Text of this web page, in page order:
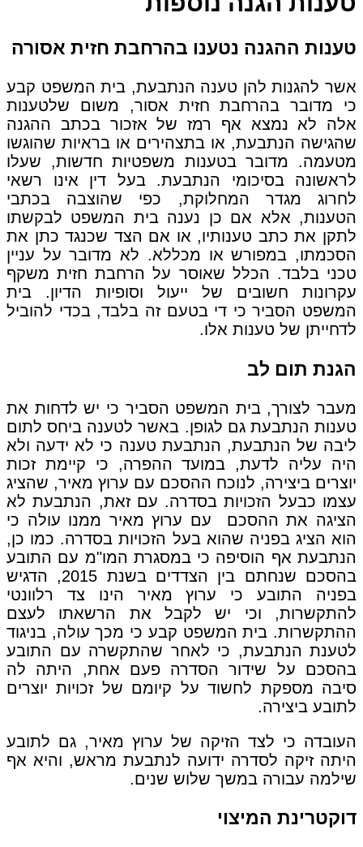
טענות ההגנה נטענו בהרחבת חזית אסורה
אשר להגנות להן טענה הנתבעת, בית המשפט קבע
כי מדובר בהרחבת חזית אסור, משום שלטענות
אלה לא נמצא אף רמז של אזכור בכתב ההגנה
שהגישה הנתבעת, או בתצהירים או בראיות שהוגשו
מטעמה. מדובר בטענות משפטיות חדשות, שעלו
לראשונה בסיכומי הנתבעת. בעל דין אינו רשאי
לחרוג מגדר המחלוקת, כפי שהוצבה בכתבי
הטענות, אלא אם כן נענה בית המשפט לבקשתו
לתקן את כתב טענותיו, או אם הצד שכנגד כתן את
הסכמתו, במפורש או מכללא. לא מדובר על עניין
טכני בלבד. הכלל שאוסר על הרחבת חזית משקף
עקרונות חשובים של ייעול וסופיות הדיון. בית
המשפט הסביר כי די בטעם זה בלבד, בכדי להוביל
לדחייתן של טענות אלו.
הגנת תום לב
מעבר לצורך, בית המשפט הסביר כי יש לדחות את
טענות הנתבעת גם לגופן. באשר לטענה ביחס לתום
ליבה של הנתבעת, הנתבעת טענה כי לא ידעה ולא
היה עליה לדעת, במועד ההפרה, כי קיימת זכות
יוצרים ביצירה, לנוכח ההסכם עם ערוץ מאיר, שהציג
עצמו כבעל הזכויות בסדרה. עם זאת, הנתבעת לא
הציגה את ההסכם עם ערוץ מאיר ממנו עולה כי
הוא הציג בפניה שהוא בעל הזכויות בסדרה. כמו כן,
הנתבעת אף הוסיפה כי במסגרת המו"מ עם התובע
בהסכם שנחתם בין הצדדים בשנת 2015, הדגיש
בפניה התובע כי ערוץ מאיר הינו צד רלוונטי
להתקשרות, וכי יש לקבל את הרשאתו לעצם
ההתקשרות. בית המשפט קבע כי מכך עולה, בניגוד
לטענת הנתבעת, כי לאחר שהתקשרה עם התובע
בהסכם על שידור הסדרה פעם אחת, היתה לה
סיבה מספקת לחשוד על קיומם של זכויות יוצרים
לתובע ביצירה.
העובדה כי לצד הזיקה של ערוץ מאיר, גם לתובע
היתה זיקה לסדרה ידועה לנתבעת מראש, והיא אף
שילמה עבורה במשך שלוש שנים.
דוקטרינת המיצוי